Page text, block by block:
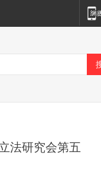
法研究会第五